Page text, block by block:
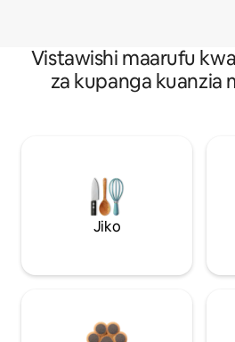
Vistawishi maarufu
za kupanga kuanzia
Jiko